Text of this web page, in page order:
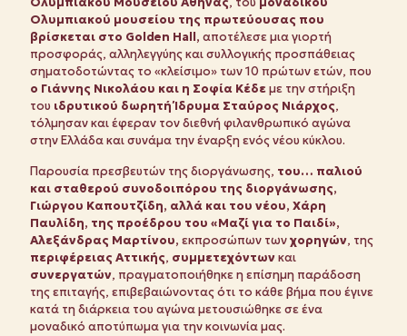
Ολυμπιακού μουσείου της πρωτεύουσας που
βρίσκεται στο Golden Hall, αποτέλεσε μια γιορτή
προσφοράς, αλληλεγγύης και συλλογικής προσπάθειας
σηματοδοτώντας το «κλείσιμο» των 10 πρώτων ετών, που
ο Γιάννης Νικολάου και η Σοφία Κέδεμε την στήριξη
του ιδρυτικού δωρητή Ίδρυμα Σταύρος Νιάρχος,
τόλμησαν και έφεραν τον διεθνή φιλανθρωπικό αγώνα
στην Ελλάδα και συνάμα την έναρξη ενός νέου κύκλου.
Παρουσία πρεσβευτών της διοργάνωσης, του… παλιού
και σταθερού συνοδοιπόρου της διοργάνωσης,
Γιώργου Καπουτζίδη, αλλά και του νέου, Χάρη
Παυλίδη, της προέδρου του «Μαζί για το Παιδί»,
Αλεξάνδρας Μαρτίνου, εκπροσώπων τωνχορηγών, της
περιφέρειας Αττικής, συμμετεχόντωνκαι
συνεργατών, πραγματοποιήθηκε η επίσημη παράδοση
της επιταγής, επιβεβαιώνοντας ότι το κάθε βήμα που έγινε
κατά τη διάρκεια του αγώνα μετουσιώθηκε σε ένα
μοναδικό αποτύπωμα για την κοινωνία μας.